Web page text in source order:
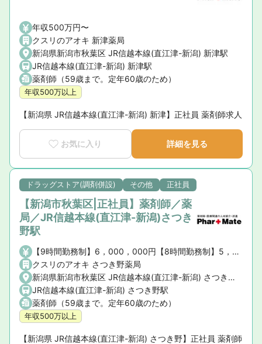
年収500万円〜
クスリのアオキ 新津薬局
新潟県新潟市秋葉区 JR信越本線(直江津-新潟) 新津駅
JR信越本線(直江津-新潟) 新津駅
薬剤師（59歳まで。定年60歳のため）
年収500万以上
【新潟県 JR信越本線(直江津-新潟) 新津】正社員 薬剤師求人
お気に入り 詳細を見る
ドラッグストア(調剤併設) その他 正社員
【新潟市秋葉区|正社員】薬剤師／薬
局／JR信越本線(直江津-新潟)さつき
野駅
【9時間勤務制】6，000，000円【8時間勤務制】5，000，000円※薬剤師手当・賞与を含む、諸手当は含まない
クスリのアオキ さつき野薬局
新潟県新潟市秋葉区 JR信越本線(直江津-新潟) さつき野駅
JR信越本線(直江津-新潟) さつき野駅
薬剤師（59歳まで。定年60歳のため）
年収500万以上
【新潟県 JR信越本線(直江津-新潟) さつき野】正社員 薬剤師